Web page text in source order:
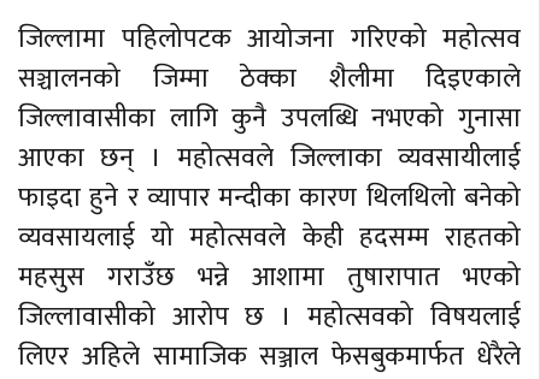
जिल्लामा पहिलोपटक आयोजना गरिएको महोत्सव
सञ्चालनको जिम्मा ठेक्का शैलीमा दिइएकाले
जिल्लावासीका लागि कुनै उपलब्धि नभएको गुनासा
आएका छन् । महोत्सवले जिल्लाका व्यवसायीलाई
फाइदा हुने र व्यापार मन्दीका कारण थिलथिलो बनेको
व्यवसायलाई यो महोत्सवले केही हदसम्म राहतको
महसुस गराउँछ भन्ने आशामा तुषारापात भएको
जिल्लावासीको आरोप छ । महोत्सवको विषयलाई
लिएर अहिले सामाजिक सञ्जाल फेसबुकमार्फत धेरैले